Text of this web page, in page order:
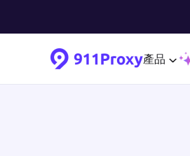
產品